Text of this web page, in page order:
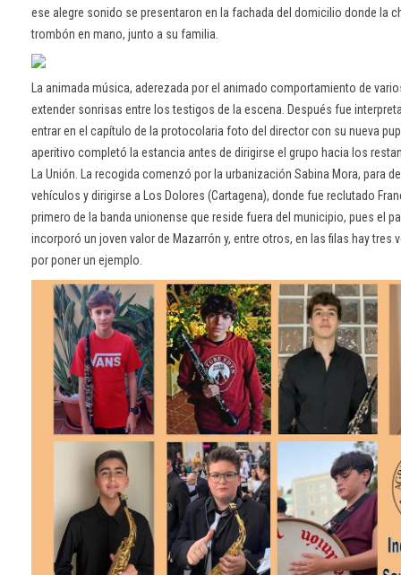
ese alegre sonido se presentaron en la fachada del domicilio donde la
trombón en mano, junto a su familia.
La animada música, aderezada por el animado comportamiento de
extender sonrisas entre los testigos de la escena. Después fue
entrar en el capítulo de la protocolaria foto del director con su nueva
aperitivo completó la estancia antes de dirigirse el grupo hacia los
La Unión. La recogida comenzó por la urbanización Sabina Mora, para
vehículos y dirigirse a Los Dolores (Cartagena), donde fue reclutado
primero de la banda unionense que reside fuera del municipio, pues el
incorporó un joven valor de Mazarrón y, entre otros, en las filas hay tres
por poner un ejemplo.